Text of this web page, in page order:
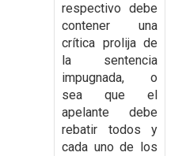
respectivo debe
contener una
crítica prolija de
la sentencia
impugnada, o
sea que el
apelante debe
rebatir todos y
cada uno de los